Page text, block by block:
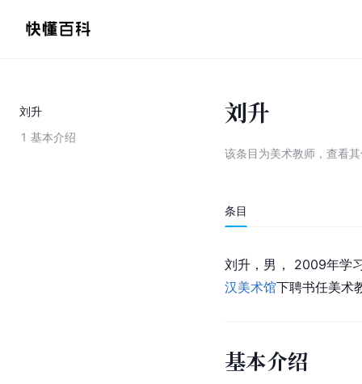
刘升
1 基本介绍
刘升
该条目为美术教师 ， 查看
条目
刘升，男， 2009年学
汉美术馆下聘书任美术
基本介绍